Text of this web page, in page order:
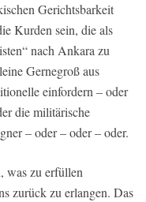
Gerichtsbarkeit
Kurden sein, die als
nach Ankara zu
Gernegroß aus
einfordern – oder
die militärische
– oder – oder – oder.
was zu erfüllen
zurück zu erlangen. Das